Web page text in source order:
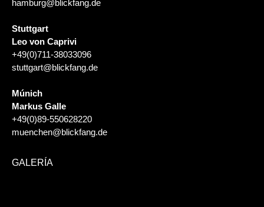
hamburg@blickfang.de
Stuttgart
Leo von Caprivi
+49(0)711-38033096
stuttgart@blickfang.de
Múnich
Markus Galle
+49(0)89-550628220
muenchen@blickfang.de
GALERÍA